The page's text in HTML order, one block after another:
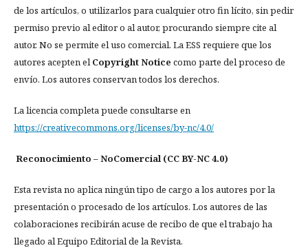
de los artículos, o utilizarlos para cualquier otro fin lícito, sin pedir
permiso previo al editor o al autor, procurando siempre cite al
autor. No se permite el uso comercial. La ESS requiere que los
autores acepten elCopyright Notice como parte del proceso de
envío. Los autores conservan todos los derechos.
La licencia completa puede consultarse en
https://creativecommons.org/licenses/by-nc/4.0/
Reconocimiento – NoComercial (CC BY-NC 4.0)
Esta revista no aplica ningún tipo de cargo a los autores por la
presentación o procesado de los artículos. Los autores de las
colaboraciones recibirán acuse de recibo de que el trabajo ha
llegado al Equipo Editorial de la Revista.